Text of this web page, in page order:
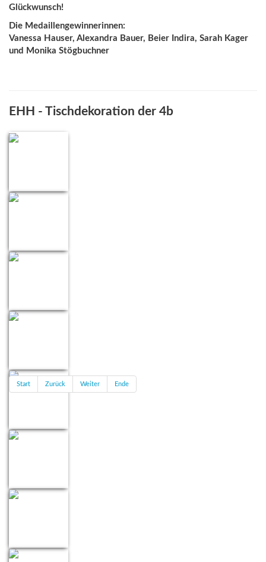
Glückwunsch!
Die Medaillengewinnerinnen:
Vanessa Hauser, Alexandra Bauer, Beier Indira, Sarah Kager
und Monika Stögbuchner
EHH - Tischdekoration der 4b
Start Zurück Weiter Ende